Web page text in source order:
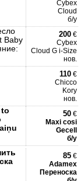
Cybex
Cloud
б/у
Baby
200 €
Cybex
Cloud G i-Size
нов.
110 €
Chicco
Kory
нов.
50 €
Maxi cosi
Gecell
б/у
85 €
Adamex
Переноска